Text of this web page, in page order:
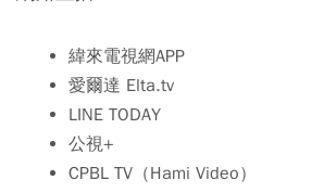
緯來電視網APP
愛爾達 Elta.tv
LINE TODAY
公視+
CPBL TV（Hami Video）